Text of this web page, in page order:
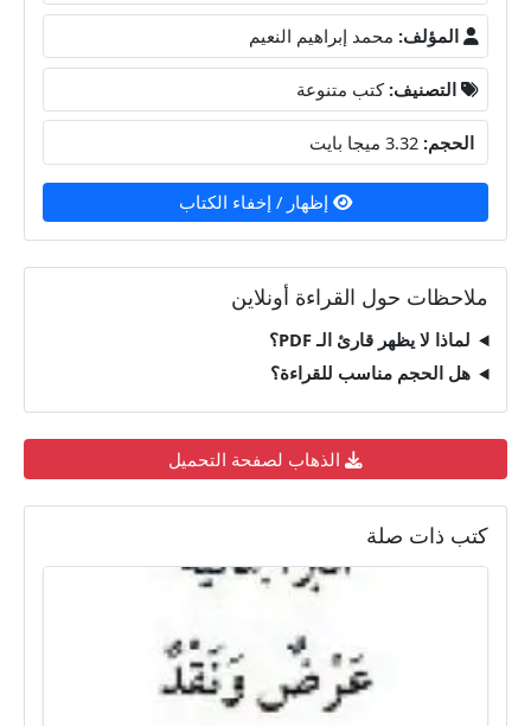
المؤلف: محمد إبراهيم النعيم
التصنيف: كتب متنوعة
الحجم:
إظهار / إخفاء الكتاب
ملاحظات حول القراءة أونلاين
لماذا لا يظهر قارئ الـ PDF؟
هل الحجم مناسب للقراءة؟
الذهاب لصفحة التحميل
كتب ذات صلة